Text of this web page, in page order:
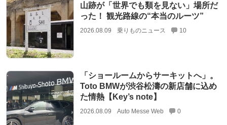
山跡が「世界でも類を見ない」場所だ
った！ 観光路線の“本当のルーツ”
2026.08.09 乗りものニュース 10
「ショールームからサーキットへ」。
Toto BMWが渋谷松濤の新店舗に込め
た情熱【Key’s note】
2026.08.09 Auto Messe Web 0